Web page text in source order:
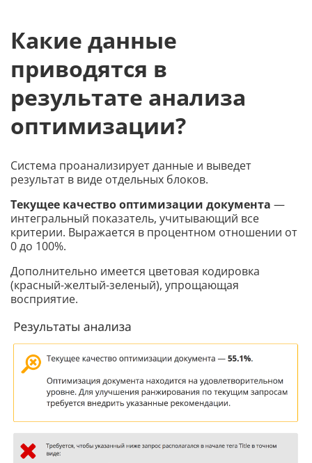
Какие данные
приводятся в
результате анализа
оптимизации?
Система проанализирует данные и выведет
результат в виде отдельных блоков.
Текущее качество оптимизации документа —
интегральный показатель, учитывающий все
критерии. Выражается в процентном отношении от
0 до 100%.
Дополнительно имеется цветовая кодировка
(красный-желтый-зеленый), упрощающая
восприятие.